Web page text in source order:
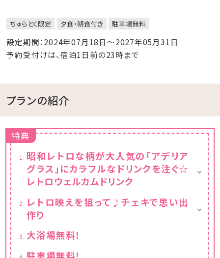
ちゅらとく限定 夕食・朝食付き 駐車場無料
設定期間：2024年07月18日～2027年05月31日
予約受付けは、宿泊1日前の23時まで
プランの紹介
特典
昭和レトロな柄が大人気の「アデリア
グラス」にカラフルなドリンクを注ぐ☆
レトロウェルカムドリンク
お好きなドリンク1本お渡し（人数分）
※小学生以上の方が対象
レトロ映えを狙って♪チェキで思い出
作り
チェキ専用フィルムチェキ専用フィルム1パック
大浴場無料！
駐車場無料！